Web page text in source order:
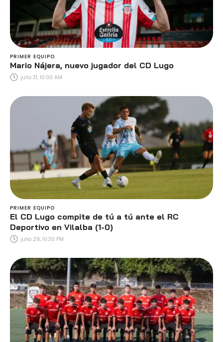
PRIMER EQUIPO
Mario Nájera, nuevo jugador del CD Lugo
julio 31, 10:00 AM
PRIMER EQUIPO
El CD Lugo compite de tú a tú ante el RC
Deportivo en Vilalba (1-0)
julio 29, 10:30 PM